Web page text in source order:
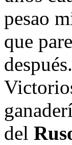
pesao
que
del